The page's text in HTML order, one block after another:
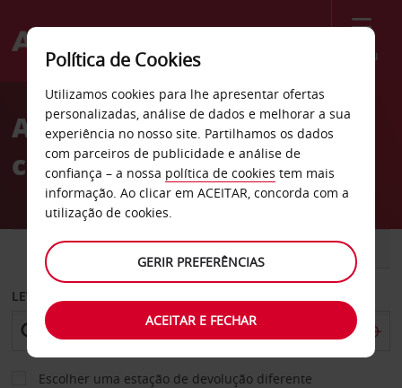
Menu
Welcome
AvisAluguer de
carros Fredrikstad
CARRO COMERCIAIS
LEVANTAR EM
Escolher uma estação de devolução diferente
Política de Cookies
Utilizamos cookies para lhe apresentar ofertas
personalizadas, análise de dados e melhorar a sua
experiência no nosso site. Partilhamos os dados
com parceiros de publicidade e análise de
confiança – a nossa política de cookies tem mais
informação. Ao clicar em ACEITAR, concorda com a
utilização de cookies.
GERIR PREFERÊNCIAS
ACEITAR E FECHAR